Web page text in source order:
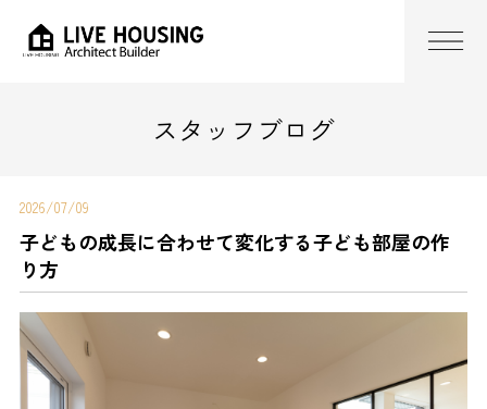
スタッフブログ
2026/07/09
子どもの成長に合わせて変化する子ども部屋の作
り方